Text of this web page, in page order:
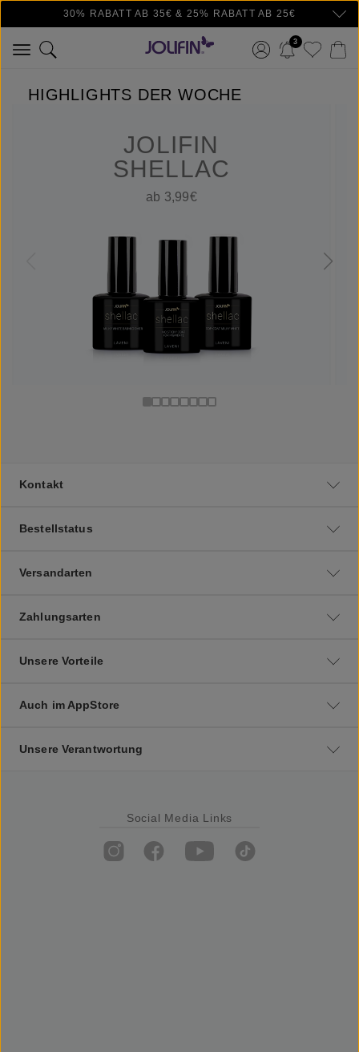
Zum Hauptinhalt springen
30% RABATT AB 35€ & 25% RABATT AB 25€
3
HIGHLIGHTS DER WOCHE
JOLIFIN
SHELLAC
ab 3,99€
Kontakt
Bestellstatus
Versandarten
Zahlungsarten
Unsere Vorteile
Auch im AppStore
Unsere Verantwortung
Social Media Links